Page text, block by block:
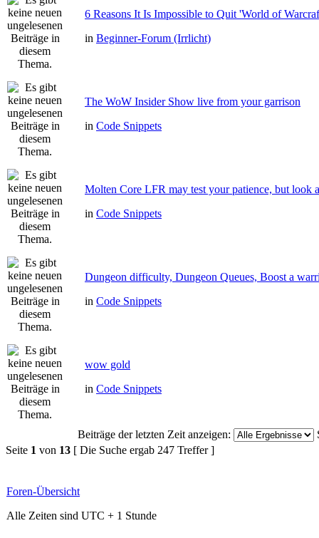
6 Reasons It Is Impossible to Quit 'World of
in Beginner-Forum (Irrlicht)
The WoW Insider Show live from your garrison
in Code Snippets
Molten Core LFR may test your patience, but look
in Code Snippets
Dungeon difficulty, Dungeon Queues, Boost a
in Code Snippets
wow gold
in Code Snippets
Beiträge der letzten Zeit anzeigen:
Seite 1 von 13 [ Die Suche ergab 247 Treffer ]
Foren-Übersicht
Alle Zeiten sind UTC + 1 Stunde